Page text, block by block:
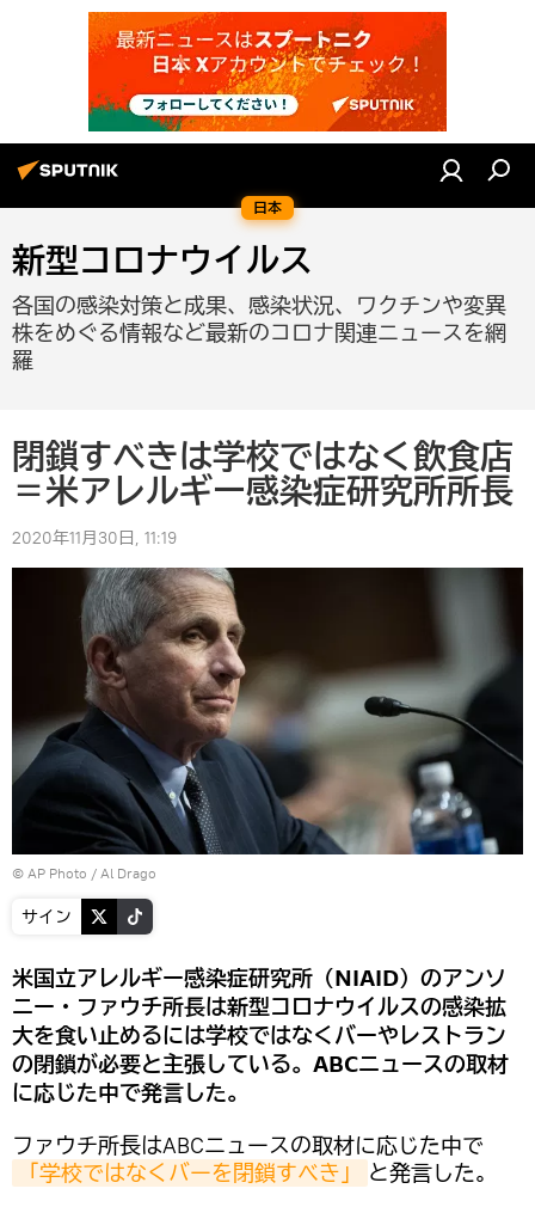
日本
新型コロナウイルス
各国の感染対策と成果、感染状況、ワクチンや変異
株をめぐる情報など最新のコロナ関連ニュースを網
羅
閉鎖すべきは学校ではなく飲食店
＝米アレルギー感染症研究所所長
2020年11月30日, 11:19
© AP Photo / Al Drago
サイン
米国立アレルギー感染症研究所（NIAID）のアンソ
ニー・ファウチ所長は新型コロナウイルスの感染拡
大を食い止めるには学校ではなくバーやレストラン
の閉鎖が必要と主張している。ABCニュースの取材
に応じた中で発言した。
ファウチ所長はABCニュースの取材に応じた中で
「学校ではなくバーを閉鎖すべき」
と発言した。